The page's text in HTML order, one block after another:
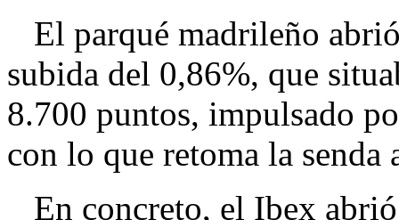
El parqué madrileño
subida del 0,86%, que
8.700 puntos, impulsado
con lo que retoma la senda
En concreto, el Ibex